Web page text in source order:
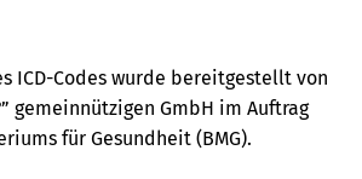
ICD-Codes wurde bereitgestellt von
gemeinnützigen GmbH im Auftrag
für Gesundheit (BMG).